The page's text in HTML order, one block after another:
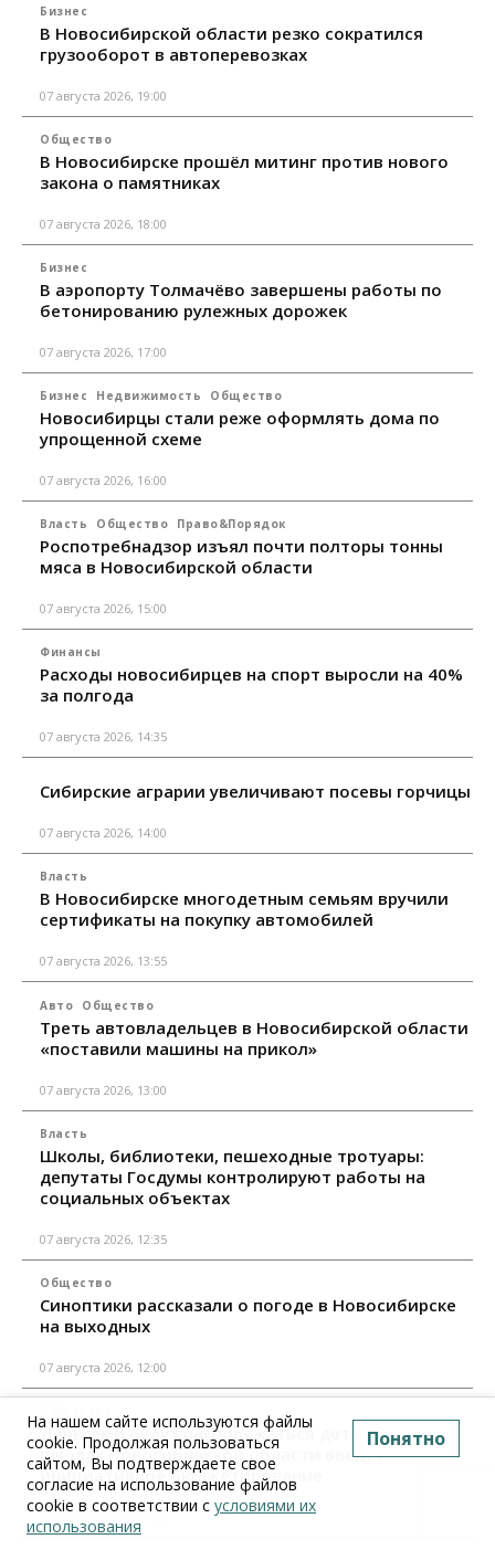
Бизнес
В Новосибирской области резко сократился
грузооборот в автоперевозках
07 августа 2026, 19:00
Общество
В Новосибирске прошёл митинг против нового
закона о памятниках
07 августа 2026, 18:00
Бизнес
В аэропорту Толмачёво завершены работы по
бетонированию рулежных дорожек
07 августа 2026, 17:00
Бизнес Недвижимость Общество
Новосибирцы стали реже оформлять дома по
упрощенной схеме
07 августа 2026, 16:00
Власть Общество Право&Порядок
Роспотребнадзор изъял почти полторы тонны
мяса в Новосибирской области
07 августа 2026, 15:00
Финансы
Расходы новосибирцев на спорт выросли на 40%
за полгода
07 августа 2026, 14:35
Сибирские аграрии увеличивают посевы горчицы
07 августа 2026, 14:00
Власть
В Новосибирске многодетным семьям вручили
сертификаты на покупку автомобилей
07 августа 2026, 13:55
Авто Общество
Треть автовладельцев в Новосибирской области
«поставили машины на прикол»
07 августа 2026, 13:00
Власть
Школы, библиотеки, пешеходные тротуары:
депутаты Госдумы контролируют работы на
социальных объектах
07 августа 2026, 12:35
Общество
Синоптики рассказали о погоде в Новосибирске
на выходных
07 августа 2026, 12:00
Деньгами будут распоряжаться дети: в десяти
школах Новосибирской области введут
инициативное бюджетирование
07 августа 2026, 11:00
На нашем сайте используются файлы
cookie. Продолжая пользоваться
сайтом, Вы подтверждаете свое
согласие на использование файлов
cookie в соответствии с условиями их
использования
Понятно